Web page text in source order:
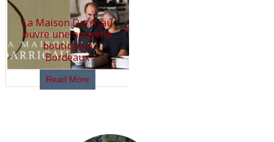
La Maison Darricau
ouvre une nouvelle
boutique à
Bordeaux
Read More